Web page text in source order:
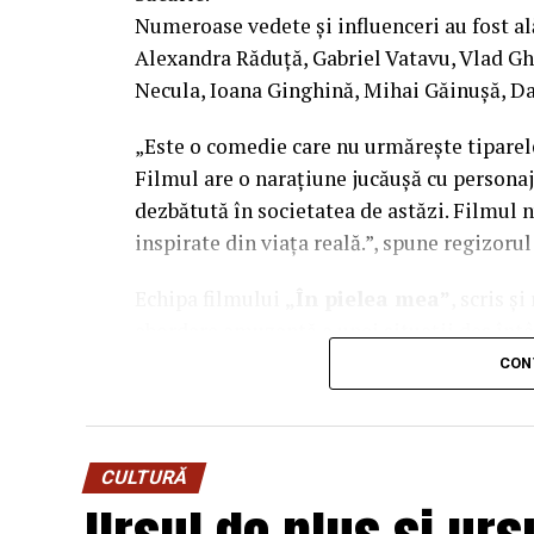
Co-finanțatori:C&C HOUSE
FREON
PALACE; ȘERBAN & ASOCIAȚII;
MERLIN’S; DOWNTOWN FITNESS
PESCAR; UNIVERSITATEA DE ȘTIINȚE
BUCUREȘTI
RESORT – JURILOVCA; SCEMTOVICI &
Partener social: Asociația „România
Distribuitor:
www.facebook.com/TribeFilms.ro–
Numeroase vedete și influenceri au fost
Alexandra Răduță, Gabriel Vatavu, Vlad
Necula, Ioana Ginghină, Mihai Găinușă,
„Este o comedie care nu urmărește
Filmul are o narațiune jucăușă cu
dezbătută în societatea de astăzi.
inspirate din viața reală.”, spune regizorul
abordare amuzantă a unei situații des
mai greu/ mai ușor. În urma unei
sfârșit, după multe peripeții, într-un
despre relațiile lor, lăsând deoparte
încerca să comunice mai bine între ei.
CULTURĂ